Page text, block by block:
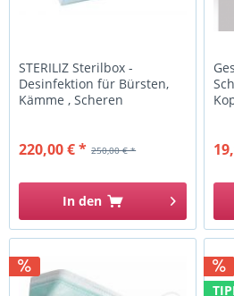
STERILIZ Sterilbox -
Desinfektion für Bürsten,
Kämme , Scheren
250,00 € *
220,00 € *
In den